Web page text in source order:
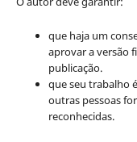
que haja um
aprovar a versão
publicação.
que seu trabalho
outras pessoas
reconhecidas.